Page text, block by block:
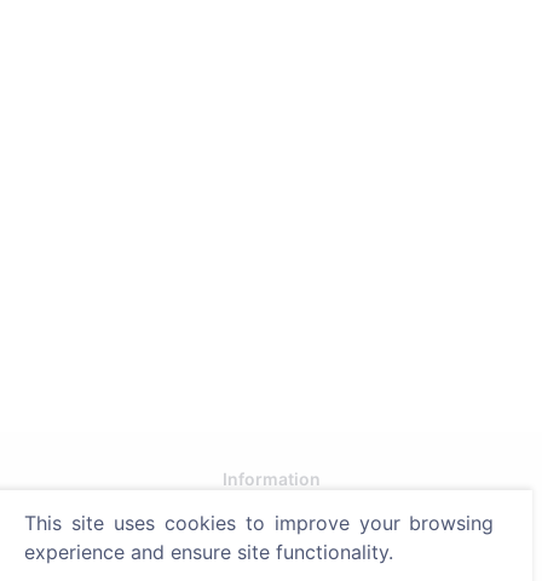
Information
About CEMETY
Frequently asked questions
This site uses cookies to improve your browsing
experience and ensure site functionality.